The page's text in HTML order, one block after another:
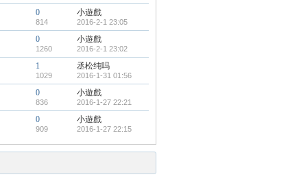
0
814
小遊戲
2016-2-1 23:05
0
1260
小遊戲
2016-2-1 23:02
1
1029
丞松纯吗
2016-1-31 01:56
0
836
小遊戲
2016-1-27 22:21
0
909
小遊戲
2016-1-27 22:15